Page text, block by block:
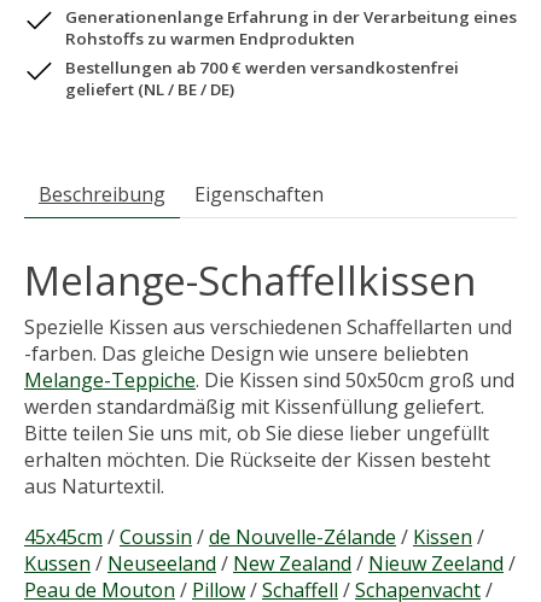
Generationenlange Erfahrung in der Verarbeitung eines
Rohstoffs zu warmen Endprodukten
Bestellungen ab 700 € werden versandkostenfrei
geliefert (NL / BE / DE)
Beschreibung Eigenschaften
Melange-Schaffellkissen
Spezielle Kissen aus verschiedenen Schaffellarten und
-farben. Das gleiche Design wie unsere beliebten
Melange-Teppiche. Die Kissen sind 50x50cm groß und
werden standardmäßig mit Kissenfüllung geliefert.
Bitte teilen Sie uns mit, ob Sie diese lieber ungefüllt
erhalten möchten. Die Rückseite der Kissen besteht
aus Naturtextil.
45x45cm /Coussin /de Nouvelle-Zélande / Kissen /
Kussen / Neuseeland / New Zealand / Nieuw Zeeland /
Peau de Mouton / Pillow/Schaffell /Schapenvacht/